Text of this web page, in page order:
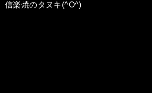
信楽焼のタヌキ(^O^)